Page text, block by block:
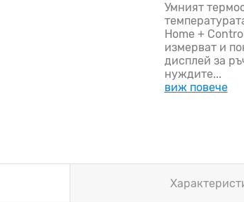
Умният
Home +
измерват и
дисплей за
нуждите...
виж повече